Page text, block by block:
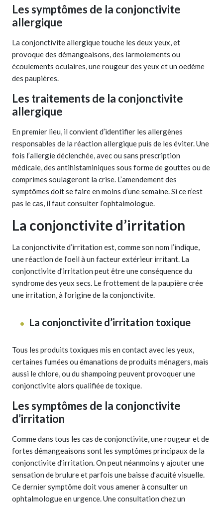
Les symptômes de la conjonctivite
allergique
La conjonctivite allergique touche les deux yeux, et
provoque des démangeaisons, des larmoiements ou
écoulements oculaires, une rougeur des yeux et un oedème
des paupières.
Les traitements de la conjonctivite
allergique
En premier lieu, il convient d’identifier les allergènes
responsables de la réaction allergique puis de les éviter. Une
fois l’allergie déclenchée, avec ou sans prescription
médicale, des antihistaminiques sous forme de gouttes ou de
comprimes soulageront la crise. L’amendement des
symptômes doit se faire en moins d’une semaine. Si ce n’est
pas le cas, il faut consulter l’ophtalmologue.
La conjonctivite d’irritation
La conjonctivite d’irritation est, comme son nom l’indique,
une réaction de l’oeil à un facteur extérieur irritant. La
conjonctivite d’irritation peut être une conséquence du
syndrome des yeux secs. Le frottement de la paupière crée
une irritation, à l’origine de la conjonctivite.
La conjonctivite d’irritation toxique
Tous les produits toxiques mis en contact avec les yeux,
certaines fumées ou émanations de produits ménagers, mais
aussi le chlore, ou du shampoing peuvent provoquer une
conjonctivite alors qualifiée de toxique.
Les symptômes de la conjonctivite
d’irritation
Comme dans tous les cas de conjonctivite, une rougeur et de
fortes démangeaisons sont les symptômes principaux de la
conjonctivite d’irritation. On peut néanmoins y ajouter une
sensation de brulure et parfois une baisse d’acuité visuelle.
Ce dernier symptôme doit vous amener à consulter un
ophtalmologue en urgence. Une consultation chez un